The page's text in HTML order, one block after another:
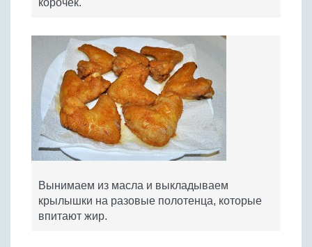
корочек.
Вынимаем из масла и выкладываем
крылышки на разовые полотенца, которые
впитают жир.